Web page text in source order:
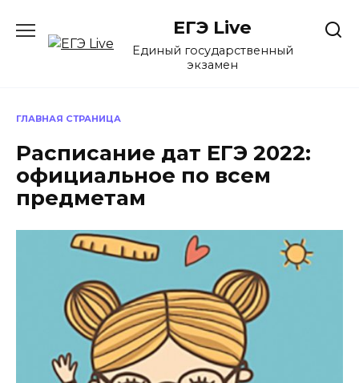
содержанию
ЕГЭ Live
Единый государственный
экзамен
ГЛАВНАЯ СТРАНИЦА
Расписание дат ЕГЭ 2022:
официальное по всем
предметам